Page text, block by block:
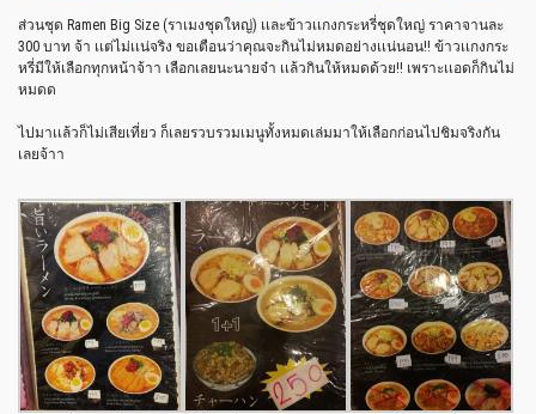
ส่วนชุด Ramen Big Size (ราเมงชุดใหญ่) เเละข้าวเเกงกระหรี่ชุดใหญ่ ราคาจานละ
300 บาท จ้า เเต่ไม่เเน่จริง ขอเตือนว่าคุณจะกินไม่หมดอย่างเเน่นอน!! ข้าวเเกงกระ
หรี่มีให้เลือกทุกหน้าจ้าา เลือกเลยนะนายจ๋า เเล้วกินให้หมดด้วย!! เพราะเเอดก็กินไม่
หมดด
ไปมาเเล้วก็ไม่เสียเที่ยว ก็เลยรวบรวมเมนูทั้งหมดเล่มมาให้เลือกก่อนไปชิมจริงกัน
เลยจ้าา